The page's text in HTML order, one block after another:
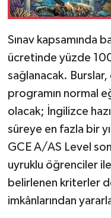
Sınav kapsamında
ücretinde yüzde
sağlanacak.
programın normal
olacak; İngilizce
süreye en fazla bir
GCE A/AS Level
uyruklu öğrenciler
belirlenen kriterler
imkânlarından